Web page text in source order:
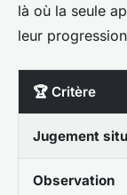
là où la seule
leur
🏆 Critère
Jugement
Observation